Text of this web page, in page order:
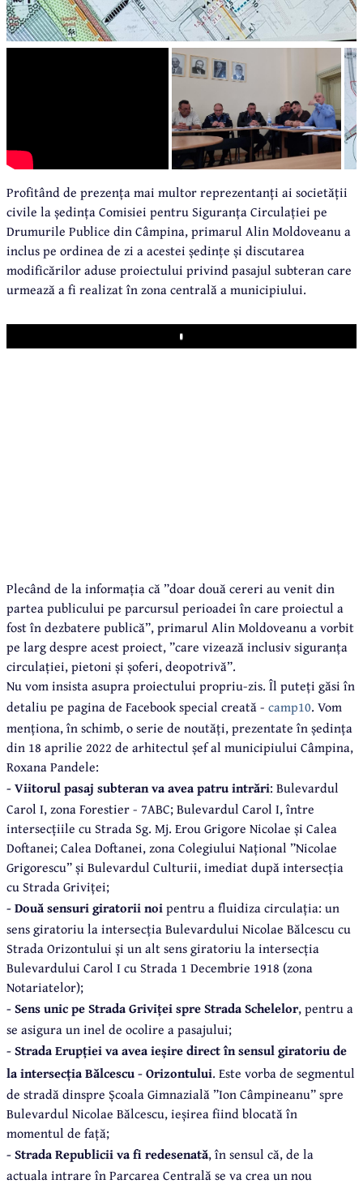
Profitând de prezența mai multor reprezentanți ai societății
civile la ședința Comisiei pentru Siguranța Circulației pe
Drumurile Publice din Câmpina, primarul Alin Moldoveanu a
inclus pe ordinea de zi a acestei ședințe și discutarea
modificărilor aduse proiectului privind pasajul subteran care
urmează a fi realizat în zona centrală a municipiului.
Play
Plecând de la informația că ”doar două cereri au venit din
partea publicului pe parcursul perioadei în care proiectul a
fost în dezbatere publică”, primarul Alin Moldoveanu a vorbit
pe larg despre acest proiect, ”care vizează inclusiv siguranța
circulației, pietoni și șoferi, deopotrivă”.
Nu vom insista asupra proiectului propriu-zis. Îl puteți găsi în
detaliu pe pagina de Facebook special creată - camp10. Vom
menționa, în schimb, o serie de noutăți, prezentate în ședința
din 18 aprilie 2022 de arhitectul șef al municipiului Câmpina,
Roxana Pandele:
- Viitorul pasaj subteran va avea patru intrări: Bulevardul
Carol I, zona Forestier - 7ABC; Bulevardul Carol I, între
intersecțiile cu Strada Sg. Mj. Erou Grigore Nicolae și Calea
Doftanei; Calea Doftanei, zona Colegiului Național ”Nicolae
Grigorescu” și Bulevardul Culturii, imediat după intersecția
cu Strada Griviței;
- Două sensuri giratorii noipentru a fluidiza circulația: un
sens giratoriu la intersecția Bulevardului Nicolae Bălcescu cu
Strada Orizontului și un alt sens giratoriu la intersecția
Bulevardului Carol I cu Strada 1 Decembrie 1918 (zona
Notariatelor);
- Sens unic pe Strada Griviței spre Strada Schelelor, pentru a
se asigura un inel de ocolire a pasajului;
- Strada Erupției va avea ieșire direct în sensul giratoriu de
la intersecția Bălcescu - Orizontului. Este vorba de segmentul
de stradă dinspre Școala Gimnazială ”Ion Câmpineanu” spre
Bulevardul Nicolae Bălcescu, ieșirea fiind blocată în
momentul de față;
- Strada Republicii va fi redesenată, în sensul că, de la
actuala intrare în Parcarea Centrală se va crea un nou